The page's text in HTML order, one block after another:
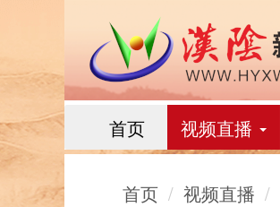
首页 视频直播
首页 视频直播